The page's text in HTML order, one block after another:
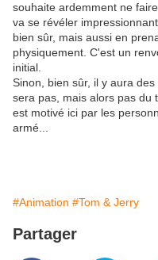
souhaite ardemment ne
va se révéler
bien sûr, mais aussi en
physiquement. C'est un
initial.
Sinon, bien sûr, il y aura
sera pas, mais alors pas du
est motivé ici par les
armé...
#Animation #Tom & Jerry
Partager